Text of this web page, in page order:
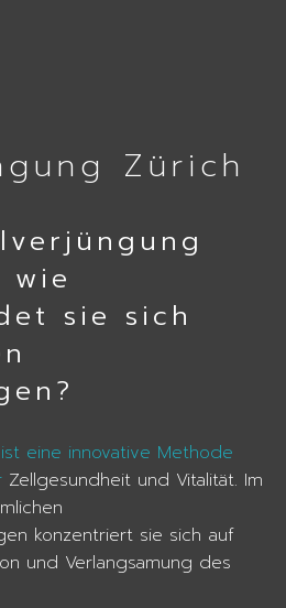
Zürich
wie
sie sich
eine innovative Methode
Zellgesundheit und Vitalität. Im
konzentriert sie sich auf
und Verlangsamung des